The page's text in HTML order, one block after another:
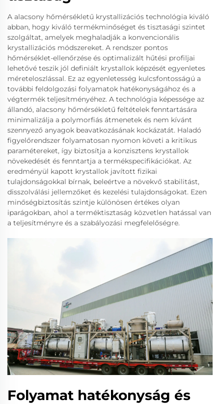
A alacsony hőmérsékletű krystallizációs technológia kiváló
abban, hogy kiváló termékminőséget és tisztasági szintet
szolgáltat, amelyek meghaladják a konvencionális
krystallizációs módszereket. A rendszer pontos
hőmérséklet-ellenőrzése és optimalizált hűtési profiljai
lehetővé teszik jól definiált krystallok képzését egyenletes
méreteloszlással. Ez az egyenletesség kulcsfontosságú a
további feldolgozási folyamatok hatékonyságához és a
végtermék teljesítményéhez. A technológia képessége az
állandó, alacsony hőmérsékletű feltételek fenntartására
minimalizálja a polymorfiás átmenetek és nem kívánt
szennyező anyagok beavatkozásának kockázatát. Haladó
figyelőrendszer folyamatosan nyomon követi a kritikus
paramétereket, így biztosítja a konzisztens krystallok
növekedését és fenntartja a termékspecifikációkat. Az
eredményül kapott krystallok javított fizikai
tulajdonságokkal bírnak, beleértve a növekvő stabilitást,
disszolválási jellemzőket és kezelési tulajdonságokat. Ezen
minőségbiztosítás szintje különösen értékes olyan
iparágokban, ahol a terméktisztaság közvetlen hatással van
a teljesítményre és a szabályozási megfelelőségre.
Folyamat hatékonyság és